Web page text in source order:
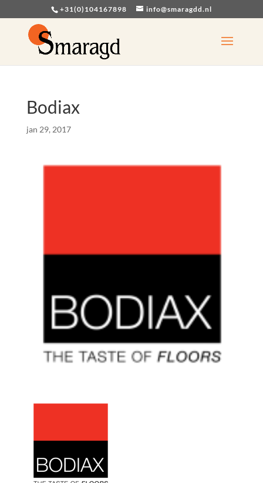
+31(0)104167898 info@smaragdd.nl
Bodiax
jan 29, 2017